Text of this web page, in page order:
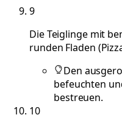
9
Die Teiglinge mit
runden Fladen
Den
befeuchten
bestreuen.
10